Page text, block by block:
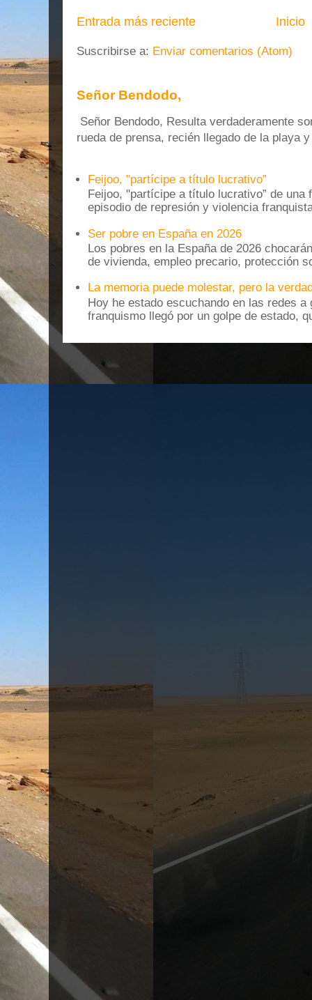
Entrada más reciente Inicio
Suscribirse a: Enviar comentarios (Atom)
Señor Bendodo,
Señor Bendodo, Resulta verdaderamente
rueda de prensa, recién llegado de la playa
Feijoo, "partícipe a título lucrativo”
Feijoo, "partícipe a título lucrativo” de una
episodio de represión y violencia
Ser pobre en España en 2026
Los pobres en la España de 2026
de vivienda, empleo precario, protección
La memoria puede molestar, pero la
Hoy he estado escuchando en las redes a
franquismo llegó por un golpe de estado,